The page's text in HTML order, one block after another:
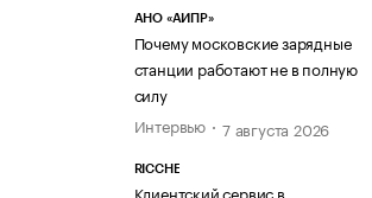
АНО «АИПР»
Почему московские зарядные
станции работают не в полную
силу
Интервью
7 августа 2026
RICCHE
Клиентский сервис в